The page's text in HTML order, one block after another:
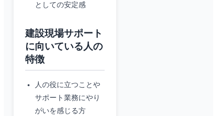
としての安定感
建設現場サポート
に向いている人の
特徴
人の役に立つことや
サポート業務にやり
がいを感じる方